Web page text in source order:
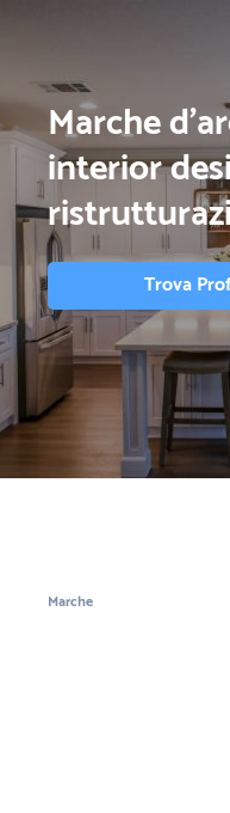
Marche
interior
Trova
Marche